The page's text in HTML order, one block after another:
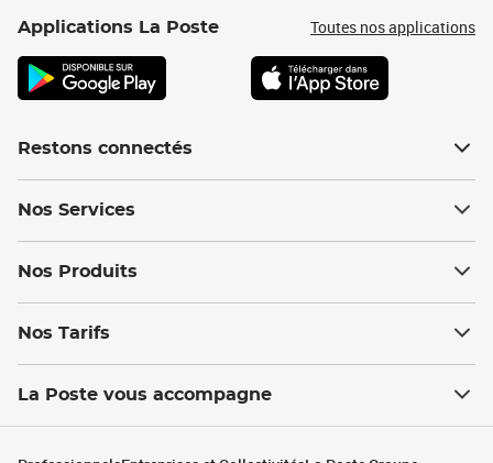
Applications La Poste Toutes nos applications
Restons connectés
Nos Services
Nos Produits
Nos Tarifs
La Poste vous accompagne